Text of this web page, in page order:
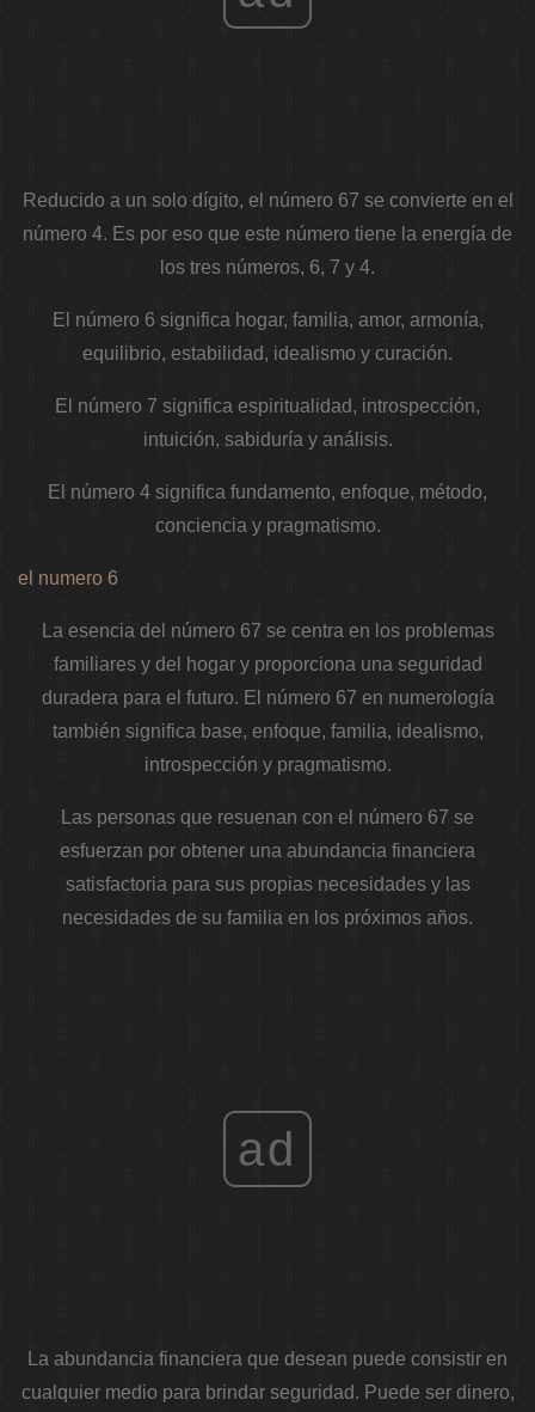
Reducido a un solo dígito, el número 67 se convierte en el
número 4. Es por eso que este número tiene la energía de
los tres números, 6, 7 y 4.
El número 6 significa hogar, familia, amor, armonía,
equilibrio, estabilidad, idealismo y curación.
El número 7 significa espiritualidad, introspección,
intuición, sabiduría y análisis.
El número 4 significa fundamento, enfoque, método,
conciencia y pragmatismo.
el numero 6
La esencia del número 67 se centra en los problemas
familiares y del hogar y proporciona una seguridad
duradera para el futuro. El número 67 en numerología
también significa base, enfoque, familia, idealismo,
introspección y pragmatismo.
Las personas que resuenan con el número 67 se
esfuerzan por obtener una abundancia financiera
satisfactoria para sus propias necesidades y las
necesidades de su familia en los próximos años.
ad
La abundancia financiera que desean puede consistir en
cualquier medio para brindar seguridad. Puede ser dinero,